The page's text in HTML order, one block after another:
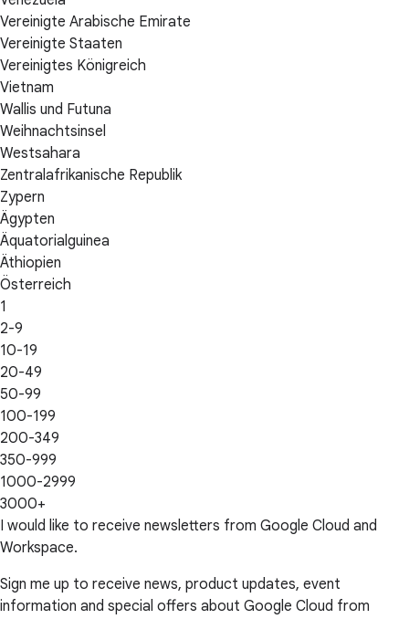
Vereinigte Arabische Emirate
Vereinigte Staaten
Vereinigtes Königreich
Vietnam
Wallis und Futuna
Weihnachtsinsel
Westsahara
Zentralafrikanische Republik
Zypern
Ägypten
Äquatorialguinea
Äthiopien
Österreich
1
2-9
10-19
20-49
50-99
100-199
200-349
350-999
1000-2999
3000+
I would like to receive newsletters from Google Cloud and
Workspace.
Sign me up to receive news, product updates, event
information and special offers about Google Cloud from